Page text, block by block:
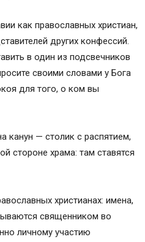
как православных христиан,
других конфессий.
в один из подсвечников
своими словами у Бога
для того, о ком вы
канун — столик с распятием,
стороне храма: там ставятся
христианах: имена,
священником во
личному участию